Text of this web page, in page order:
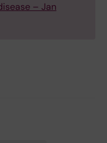
– Jan